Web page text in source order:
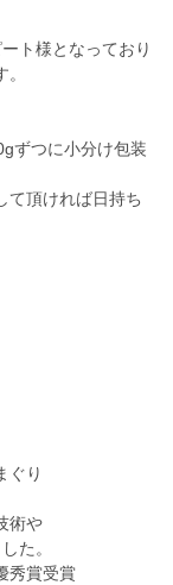
ト様となっており
ずつに小分け包装
て頂ければ日持ち
ぐり
術や
た。
秀賞受賞